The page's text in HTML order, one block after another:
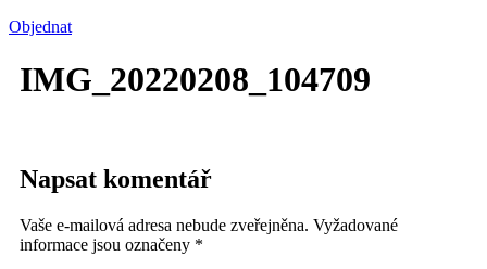
Objednat
IMG_20220208_104709
Napsat komentář
Vaše e-mailová adresa nebude zveřejněna. Vyžadované
informace jsou označeny *